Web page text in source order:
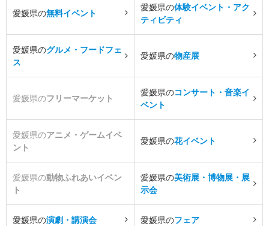
愛媛県の無料イベント
愛媛県の体験イベント・アク
ティビティ
愛媛県のグルメ・フードフェ
ス
愛媛県の物産展
愛媛県のフリーマーケット
愛媛県のコンサート・音楽イ
ベント
愛媛県のアニメ・ゲームイベ
ント
愛媛県の花イベント
愛媛県の動物ふれあいイベン
ト
愛媛県の美術展・博物展・展
示会
愛媛県の演劇・講演会 愛媛県のフェア